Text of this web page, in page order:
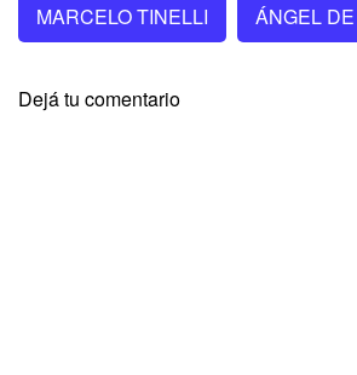
MARCELO TINELLI
ÁNGEL
Dejá tu comentario